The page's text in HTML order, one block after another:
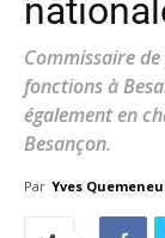
Commissaire
fonctions à
également en
Besançon.
Par Yves